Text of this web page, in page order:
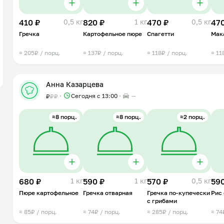
410 ₽ 0,5 кг
Гречка
≈ 205₽ / порц.
820 ₽ 1 кг
Картофельное пюре
≈ 137₽ / порц.
470 ₽ 0,5 кг
Спагетти
≈ 118₽ / порц. ≈
Анна Казарцева
₽₽₽ Сегодня с 13:00 —
≈8 порц.
680 ₽ 1 кг
Пюре картофельное
≈ 85₽ / порц.
≈8 порц.
590 ₽ 1 кг
Гречка отварная
≈ 74₽ / порц.
≈2 порц.
570 ₽ 0,5 кг
Гречка по-купечески
с грибами
≈ 285₽ / порц.
Рис
≈